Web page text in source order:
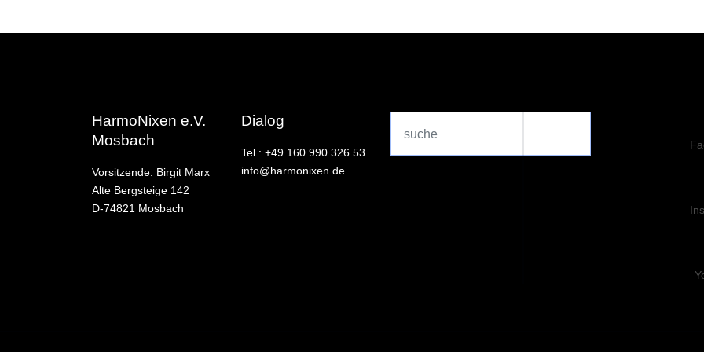
HarmoNixen e.V.
Mosbach
Vorsitzende: Birgit Marx
Alte Bergsteige 142
D-74821 Mosbach
Dialog
Tel.: +49 160 990 326 53
info@harmonixen.de